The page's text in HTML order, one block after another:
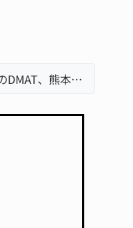
名張市立病院のDMAT、熊本地震の被災地へ 能登以来3回目の派遣